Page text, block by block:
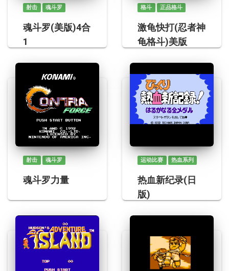
射击 魂斗罗
魂斗罗(美版)4合
1
格斗 正品格斗
激龟快打(忍者神
龟格斗)美版
射击 魂斗罗
魂斗罗力量
运动比赛 热血系列
热血新纪录(日
版)